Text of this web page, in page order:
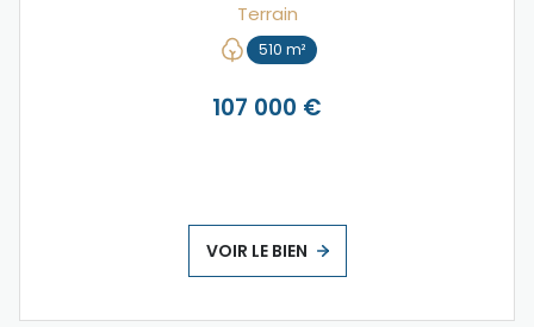
Terrain
510 m²
107 000 €
VOIR LE BIEN